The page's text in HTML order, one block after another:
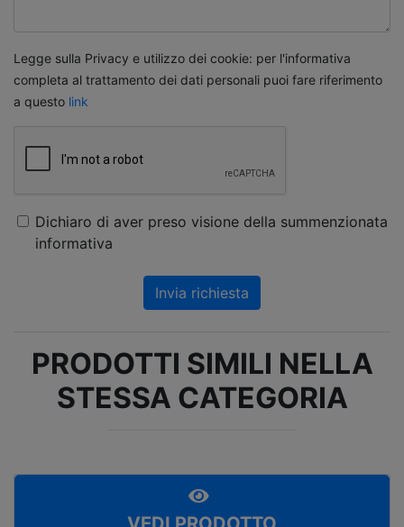
Legge sulla Privacy e utilizzo dei cookie: per l'informativa
completa al trattamento dei dati personali puoi fare riferimento
a questo link
Dichiaro di aver preso visione della summenzionata
informativa
Invia richiesta
PRODOTTI SIMILI NELLA
STESSA CATEGORIA